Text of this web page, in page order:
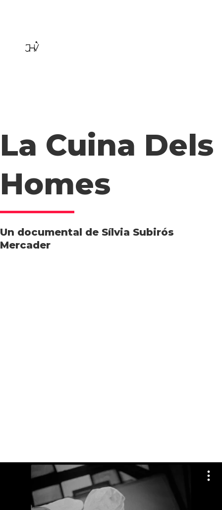
La Cuina Dels
Homes
Un documental de Sílvia Subirós
Mercader